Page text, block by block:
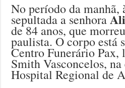
No período da manhã,
sepultada a senhora
de 84 anos, que
paulista. O corpo está
Centro Funerário Pax,
Smith Vasconcelos,
Hospital Regional de